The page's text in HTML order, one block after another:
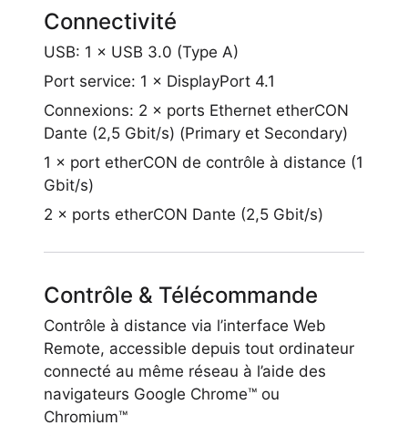
Connectivité
USB: 1 × USB 3.0 (Type A)
Port service: 1 × DisplayPort 4.1
Connexions: 2 × ports Ethernet etherCON
Dante (2,5 Gbit/s) (Primary et Secondary)
1 × port etherCON de contrôle à distance (1
Gbit/s)
2 × ports etherCON Dante (2,5 Gbit/s)
Contrôle & Télécommande
Contrôle à distance via l’interface Web
Remote, accessible depuis tout ordinateur
connecté au même réseau à l’aide des
navigateurs Google Chrome™ ou
Chromium™